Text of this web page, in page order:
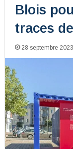
Blois
traces
28 septembre 2023